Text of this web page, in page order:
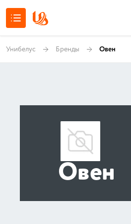
Унибелус Бренды Овен
Овен